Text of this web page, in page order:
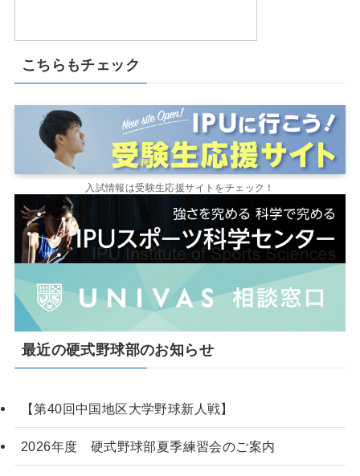
こちらもチェック
入試情報は受験生応援サイトをチェック！
最近の硬式野球部のお知らせ
【第40回中国地区大学野球新人戦】
2026年度 硬式野球部夏季練習会のご案内